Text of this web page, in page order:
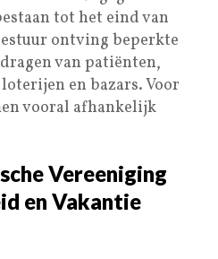
tot het eind van
ontving beperkte
van patiënten,
en bazars. Voor
vooral afhankelijk
Vereeniging
en Vakantie